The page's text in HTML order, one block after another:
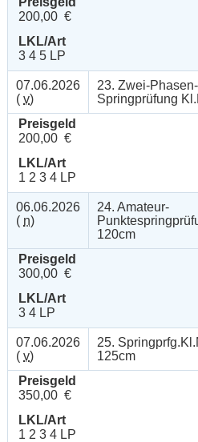
200,00 €
LKL/Art
3 4 5 LP
07.06.2026
( v)
23. Zwei-Phasen-
Springprüfung
Preisgeld
200,00 €
LKL/Art
1 2 3 4 LP
06.06.2026
( n)
24. Amateur-
120cm
Preisgeld
300,00 €
LKL/Art
3 4 LP
07.06.2026
( v)
25.
125cm
Preisgeld
350,00 €
LKL/Art
1 2 3 4 LP